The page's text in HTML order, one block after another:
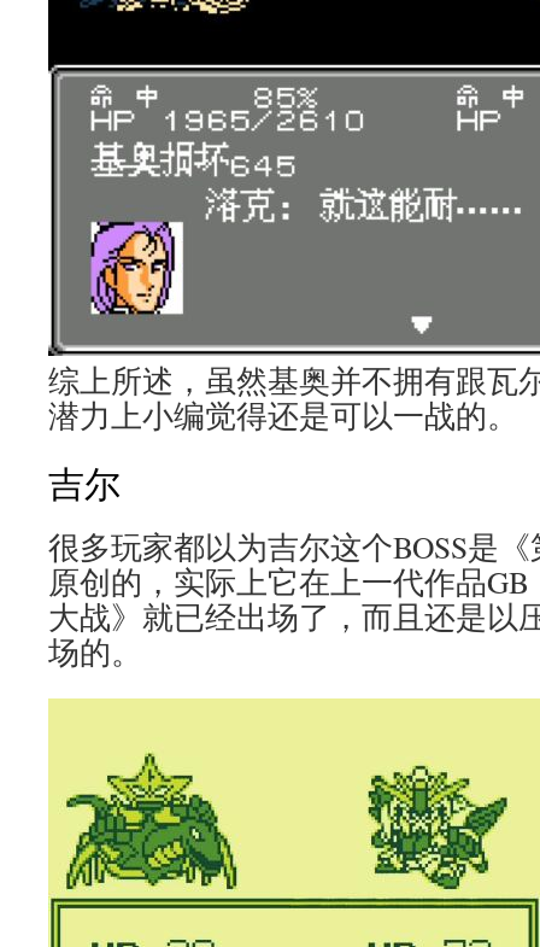
综上所述，虽然基奥并不拥有跟瓦
潜力上小编觉得还是可以一战的。
吉尔
很多玩家都以为吉尔这个BOSS是
原创的，实际上它在上一代作品
大战》就已经出场了，而且还是以
场的。